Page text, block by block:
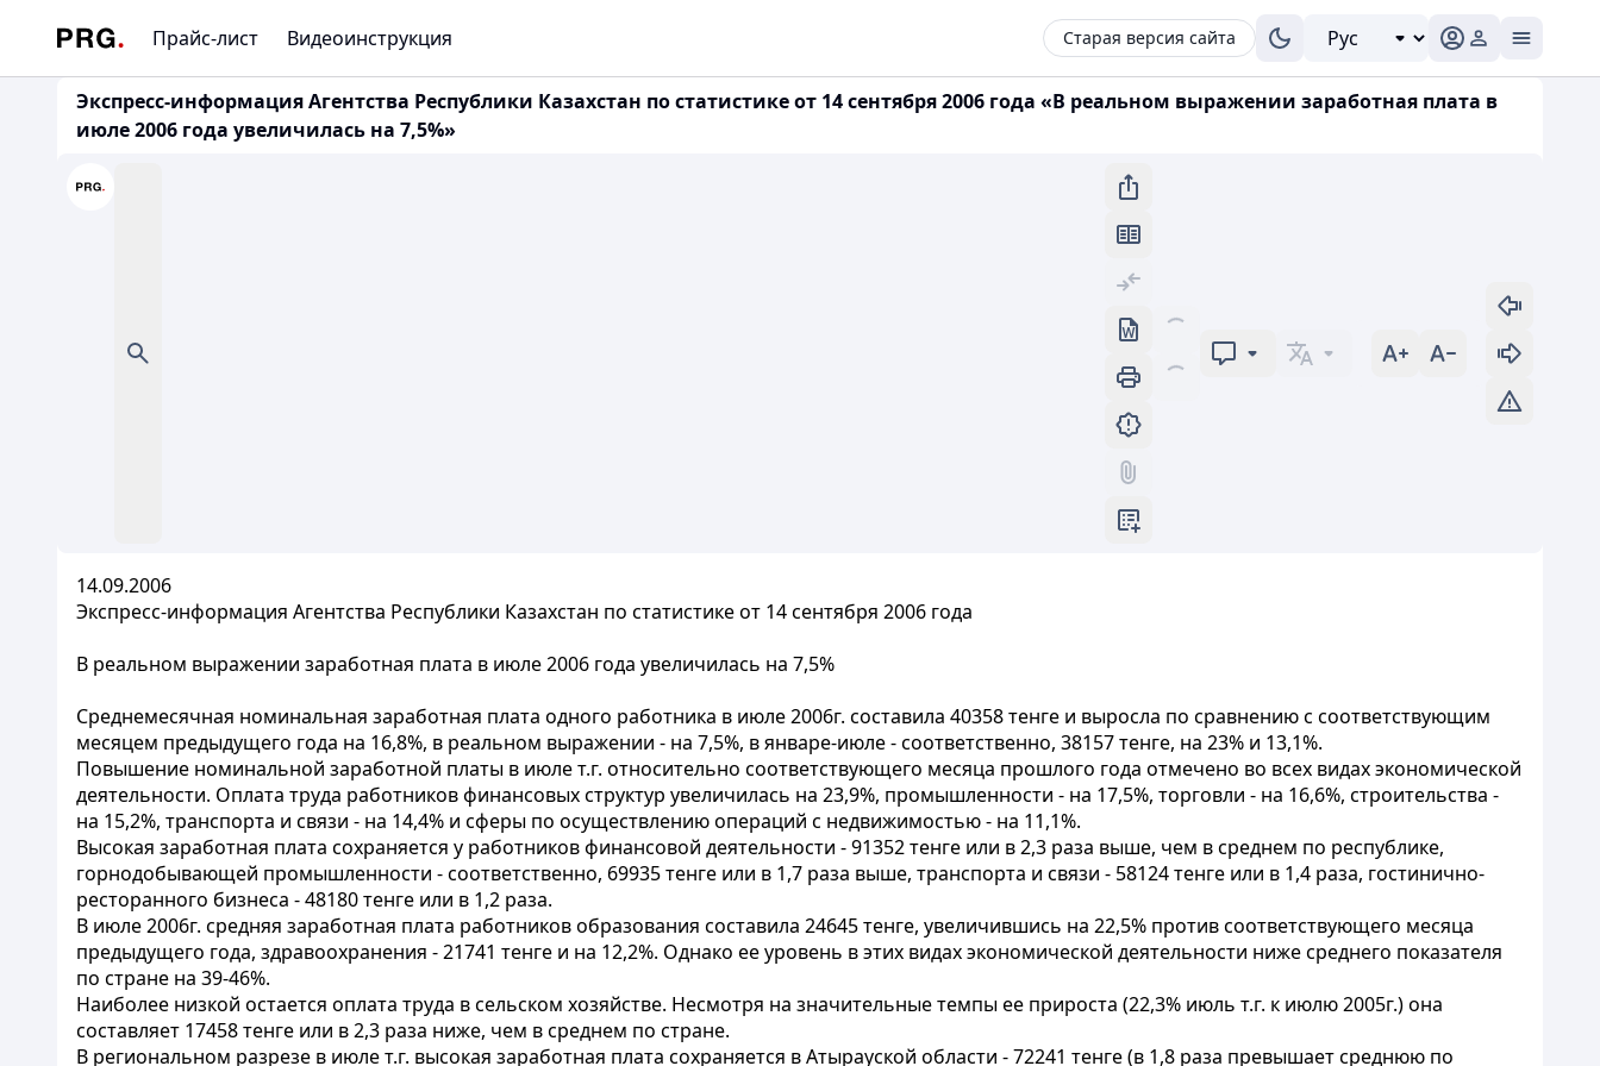
Прайс-лист Видеоинструкция Старая версия сайта
Экспресс-информация Агентства Республики Казахстан по статистике от 14 сентября 2006 года «В реальном выражении заработная плата в
июле 2006 года увеличилась на 7,5%»
14.09.2006
Экспресс-информация Агентства Республики Казахстан по статистике от 14 сентября 2006 года
В реальном выражении заработная плата в июле 2006 года увеличилась на 7,5%
Среднемесячная номинальная заработная плата одного работника в июле 2006г. составила 40358 тенге и выросла по сравнению с соответствующим
месяцем предыдущего года на 16,8%, в реальном выражении - на 7,5%, в январе-июле - соответственно, 38157 тенге, на 23% и 13,1%.
Повышение номинальной заработной платы в июле т.г. относительно соответствующего месяца прошлого года отмечено во всех видах экономической
деятельности. Оплата труда работников финансовых структур увеличилась на 23,9%, промышленности - на 17,5%, торговли - на 16,6%, строительства -
на 15,2%, транспорта и связи - на 14,4% и сферы по осуществлению операций с недвижимостью - на 11,1%.
Высокая заработная плата сохраняется у работников финансовой деятельности - 91352 тенге или в 2,3 раза выше, чем в среднем по республике,
горнодобывающей промышленности - соответственно, 69935 тенге или в 1,7 раза выше, транспорта и связи - 58124 тенге или в 1,4 раза, гостинично-
ресторанного бизнеса - 48180 тенге или в 1,2 раза.
В июле 2006г. средняя заработная плата работников образования составила 24645 тенге, увеличившись на 22,5% против соответствующего месяца
предыдущего года, здравоохранения - 21741 тенге и на 12,2%. Однако ее уровень в этих видах экономической деятельности ниже среднего показателя
по стране на 39-46%.
Наиболее низкой остается оплата труда в сельском хозяйстве. Несмотря на значительные темпы ее прироста (22,3% июль т.г. к июлю 2005г.) она
составляет 17458 тенге или в 2,3 раза ниже, чем в среднем по стране.
В региональном разрезе в июле т.г. высокая заработная плата сохраняется в Атырауской области - 72241 тенге (в 1,8 раза превышает среднюю по